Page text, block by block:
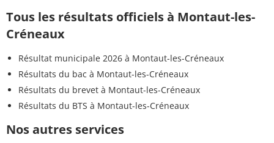
Tous les résultats officiels à Montaut-les-
Créneaux
Résultat municipale 2026 à Montaut-les-Créneaux
Résultats du bac à Montaut-les-Créneaux
Résultats du brevet à Montaut-les-Créneaux
Résultats du BTS à Montaut-les-Créneaux
Nos autres services